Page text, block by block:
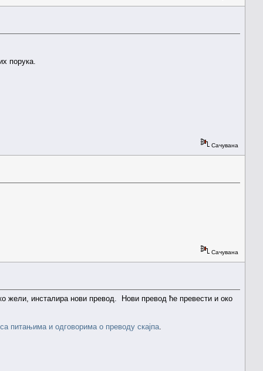
порука.
Сачувана
Сачувана
жели, инсталира нови превод. Нови превод ће превести и око
питањима и одговорима о преводу скајпа